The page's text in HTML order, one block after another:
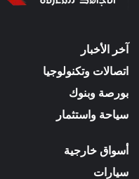
آخر الأخبار
اتصالات وتكنولوجيا
بورصة وبنوك
سياحة واستثمار
أسواق خارجية
سيارات